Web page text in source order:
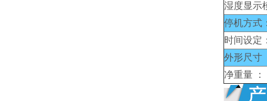
湿度显示
停机方式
时间设定
外形尺寸
净重量 ：